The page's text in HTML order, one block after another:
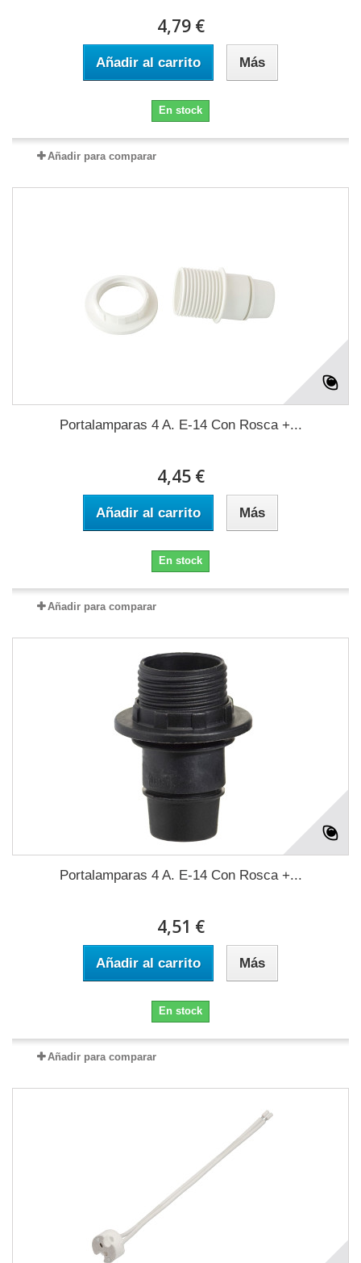
4,79 €
Añadir al carrito Más
En stock
Añadir para comparar
Portalamparas 4 A. E-14 Con Rosca +...
4,45 €
Añadir al carrito Más
En stock
Añadir para comparar
Portalamparas 4 A. E-14 Con Rosca +...
4,51 €
Añadir al carrito Más
En stock
Añadir para comparar